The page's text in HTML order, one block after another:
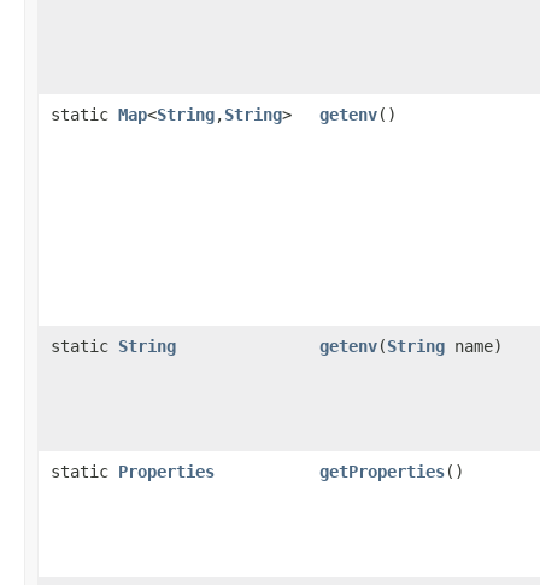
static Map<String,String> getenv()
static String getenv(String name)
static Properties getProperties()